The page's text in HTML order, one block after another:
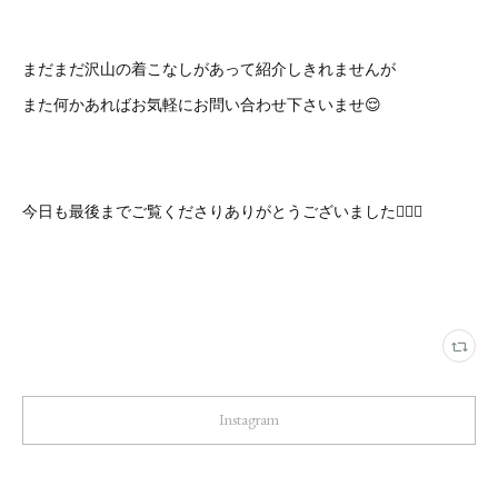
まだまだ沢山の着こなしがあって紹介しきれませんが
また何かあればお気軽にお問い合わせ下さいませ😌
今日も最後までご覧くださりありがとうございました🙇‍♀️✨
Instagram